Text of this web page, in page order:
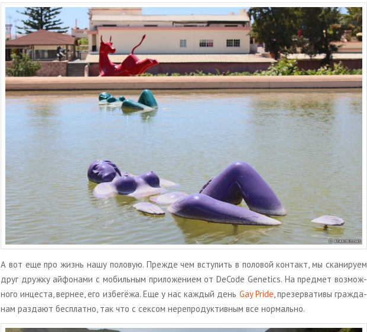
А вот еще про жизнь нашу по­ло­вую. Пре­жде чем всту­пить в по­ло­вой кон­такт, мы ска­ни­ру­ем
друг друж­ку ай­фо­на­ми с мо­биль­ным при­ло­же­ни­ем от DeCode Genetics. На пред­мет воз­мож­
но­го ин­це­ста, вер­нее, его из­бе­гё­жа. Еще у нас каж­дый день Gay Pride, пре­зер­ва­ти­вы граж­да­
нам раз­да­ют бес­плат­но, так что с сек­сом нере­про­дук­тив­ным все нор­маль­но.